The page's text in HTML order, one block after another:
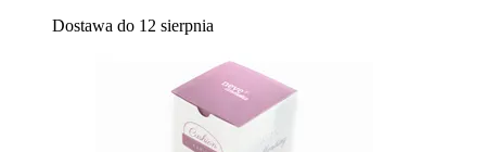
Dostawa do 12 sierpnia